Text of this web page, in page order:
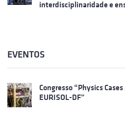
interdisciplinaridade e
EVENTOS
Congresso “Physics
EURISOL-DF”